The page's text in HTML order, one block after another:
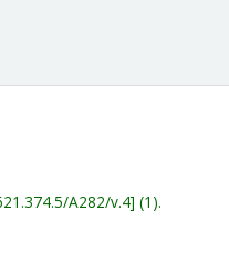
A282/v.4 (1).